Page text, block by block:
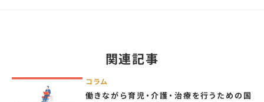
関連記事
コラム
働きながら育児・介護・治療を行うための国